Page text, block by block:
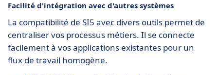
Facilité d'intégration avec d'autres systèmes
La compatibilité de SI5 avec divers outils permet de
centraliser vos processus métiers. Il se connecte
facilement à vos applications existantes pour un
flux de travail homogène.